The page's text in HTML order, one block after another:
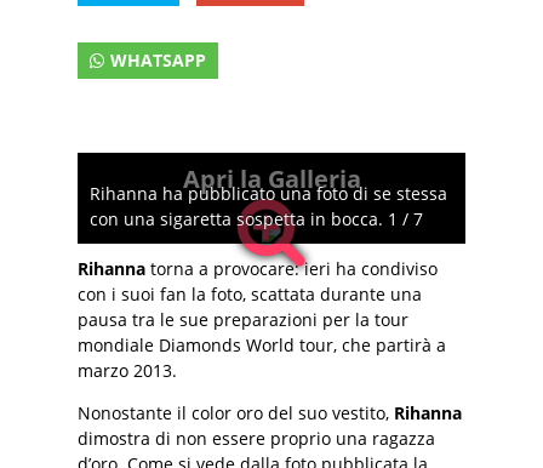
WHATSAPP
Apri la Galleria
Rihanna ha pubblicato una foto di se stessa
con una sigaretta sospetta in bocca. 1 / 7
Rihanna torna a provocare: ieri ha condiviso
con i suoi fan la foto, scattata durante una
pausa tra le sue preparazioni per la tour
mondiale Diamonds World tour, che partirà a
marzo 2013.
Nonostante il color oro del suo vestito, Rihanna
dimostra di non essere proprio una ragazza